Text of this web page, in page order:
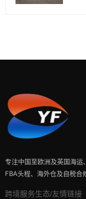
专注中国至欧洲及英国海运
FBA头程、海外仓及自税合
跨境服务生态/友情链接